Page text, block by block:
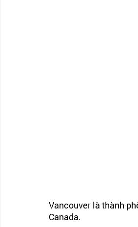
Vancouver là thành
Canada.